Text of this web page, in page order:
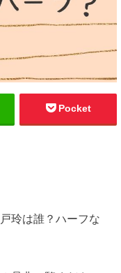
Pocket
玲は誰？ハーフな